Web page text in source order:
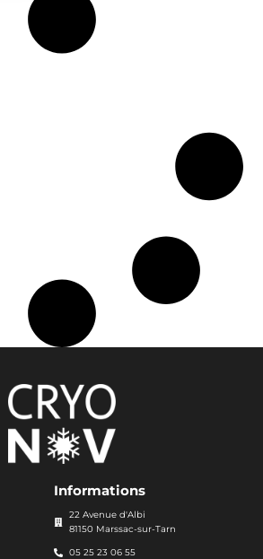
Informations
22 Avenue d'Albi
81150 Marssac-sur-Tarn
05 25 23 06 55